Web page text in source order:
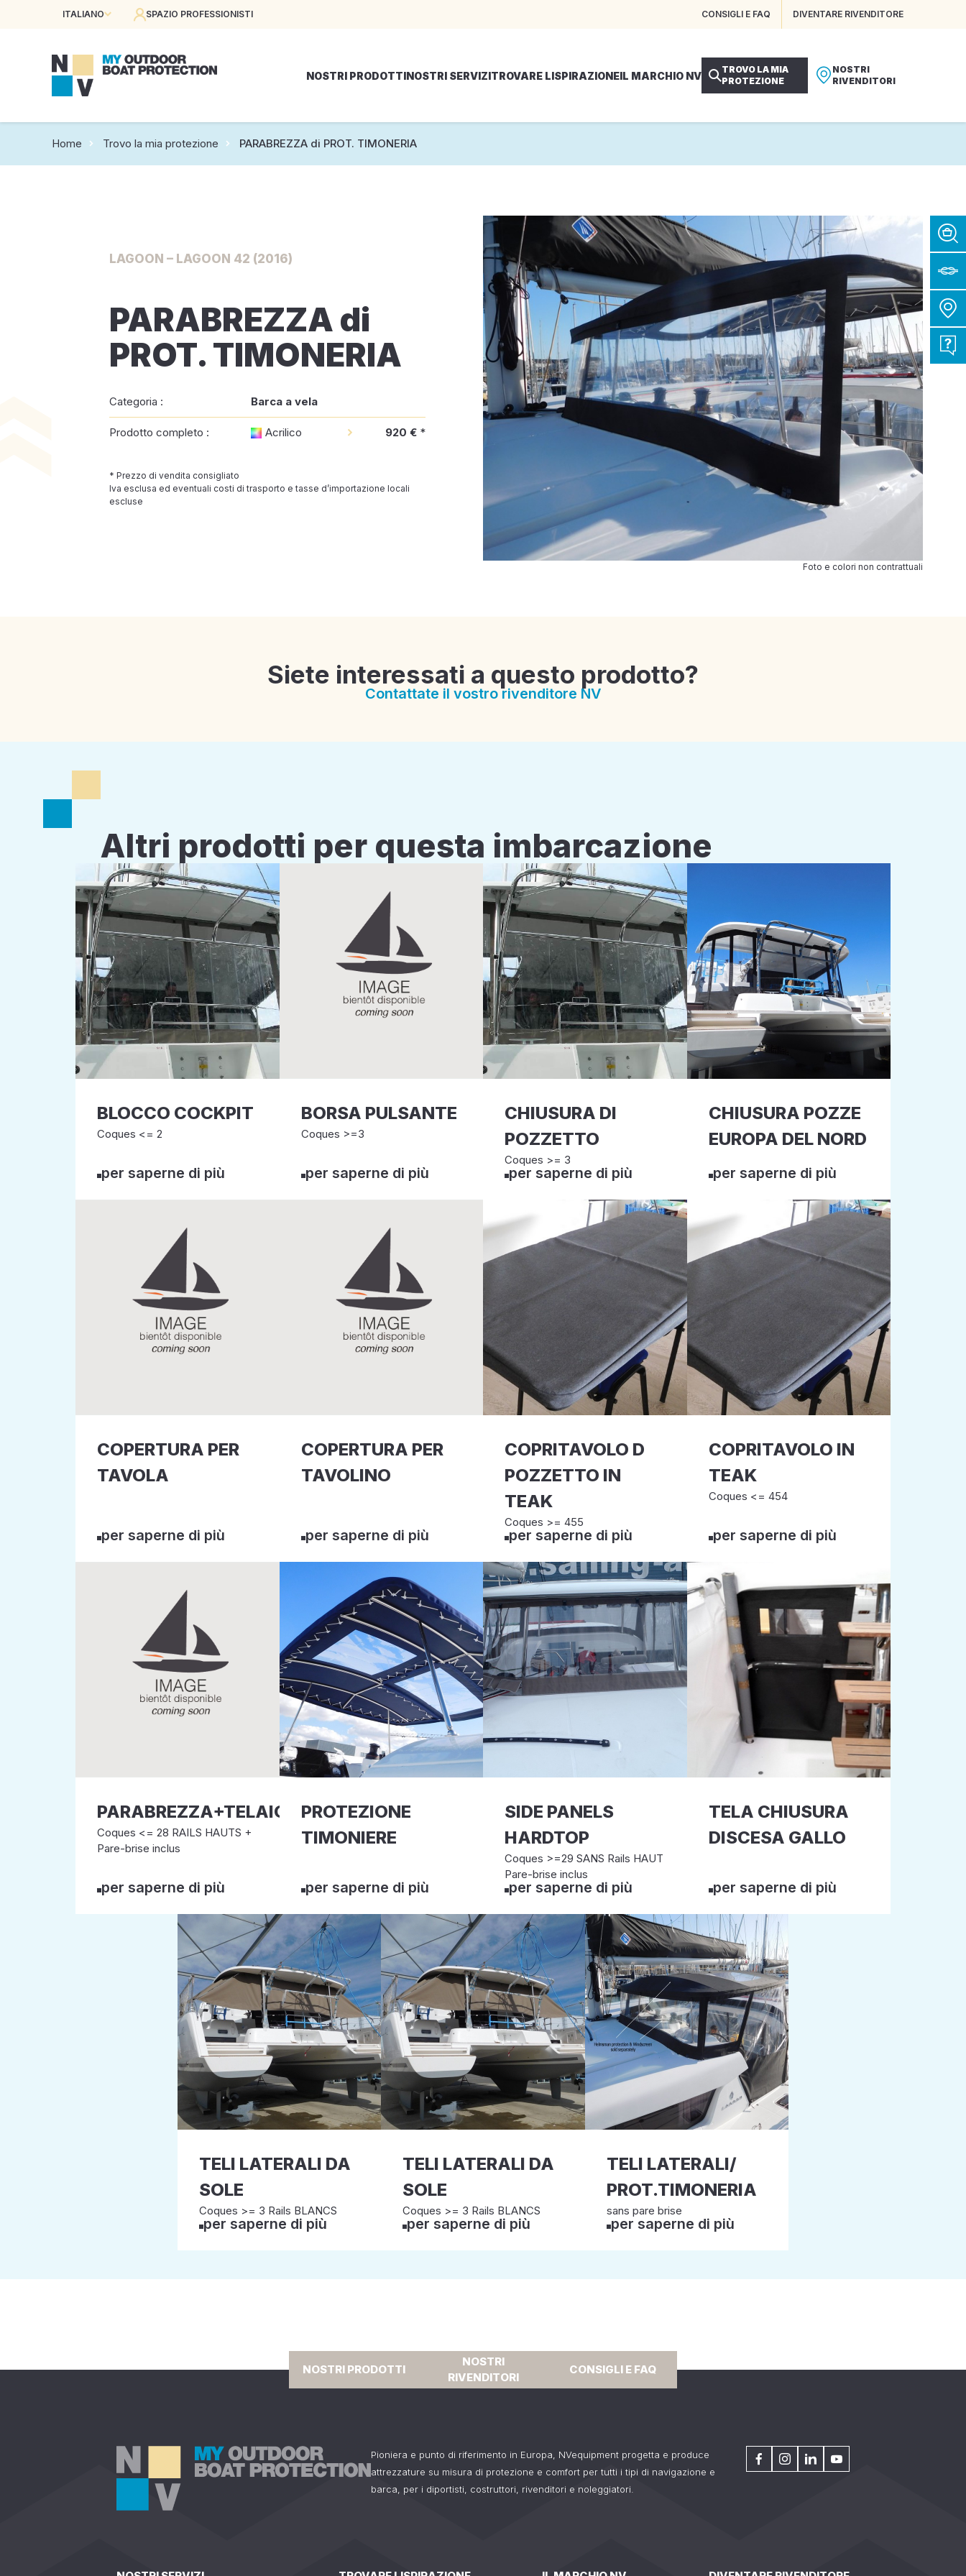
ITALIANO SPAZIO PROFESSIONISTI CONSIGLI E FAQ DIVENTARE RIVENDITORE
NOSTRI PRODOTTINOSTRI SERVIZITROVARE LISPIRAZIONEIL MARCHIO NV
TROVO LA MIA
PROTEZIONE
NOSTRI
RIVENDITORI
Home Trovo la mia protezione PARABREZZA di PROT. TIMONERIA
LAGOON – LAGOON 42 (2016)
PARABREZZA di
PROT. TIMONERIA
Categoria : Barca a vela
Prodotto completo : Acrilico 920 € *
* Prezzo di vendita consigliato
Iva esclusa ed eventuali costi di trasporto e tasse d’importazione locali
escluse
Foto e colori non contrattuali
Siete interessati a questo prodotto?
Contattate il vostro rivenditore NV
Altri prodotti per questa imbarcazione
BLOCCO COCKPIT
Coques <= 2
per saperne di più
BORSA PULSANTE
Coques >=3
per saperne di più
CHIUSURA DI
POZZETTO
Coques >= 3
per saperne di più
CHIUSURA POZZE
EUROPA DEL NORD
per saperne di più
COPERTURA PER
TAVOLA
per saperne di più
COPERTURA PER
TAVOLINO
per saperne di più
COPRITAVOLO D
POZZETTO IN
TEAK
Coques >= 455
per saperne di più
COPRITAVOLO IN
TEAK
Coques <= 454
per saperne di più
PARABREZZA+TELAIO
Coques <= 28 RAILS HAUTS +
Pare-brise inclus
per saperne di più
PROTEZIONE
TIMONIERE
per saperne di più
SIDE PANELS
HARDTOP
Coques >=29 SANS Rails HAUT
Pare-brise inclus
per saperne di più
TELA CHIUSURA
DISCESA GALLO
per saperne di più
TELI LATERALI DA
SOLE
Coques >= 3 Rails BLANCS
per saperne di più
TELI LATERALI DA
SOLE
Coques >= 3 Rails BLANCS
per saperne di più
TELI LATERALI/
PROT.TIMONERIA
sans pare brise
per saperne di più
NOSTRI PRODOTTI
NOSTRI
RIVENDITORI
CONSIGLI E FAQ
Pioniera e punto di riferimento in Europa, NVequipment progetta e produce
attrezzature su misura di protezione e comfort per tutti i tipi di navigazione e
barca, per i diportisti, costruttori, rivenditori e noleggiatori.